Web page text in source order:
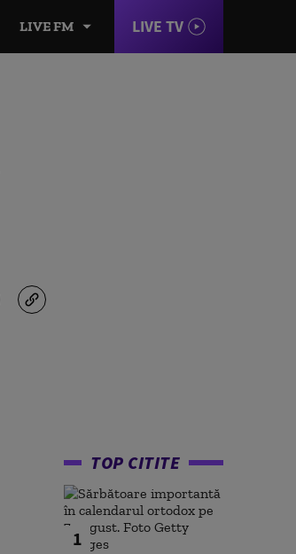
LIVE FM LIVE TV
TOP CITITE
1